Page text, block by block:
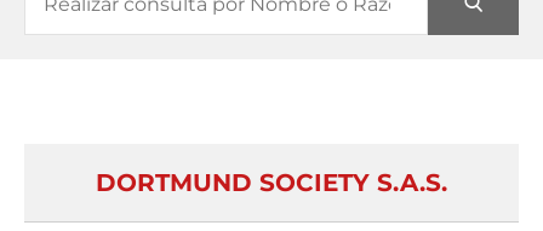
DORTMUND SOCIETY S.A.S.